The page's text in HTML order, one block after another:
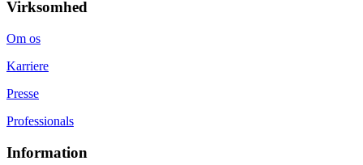
Virksomhed
Om os
Karriere
Presse
Professionals
Information